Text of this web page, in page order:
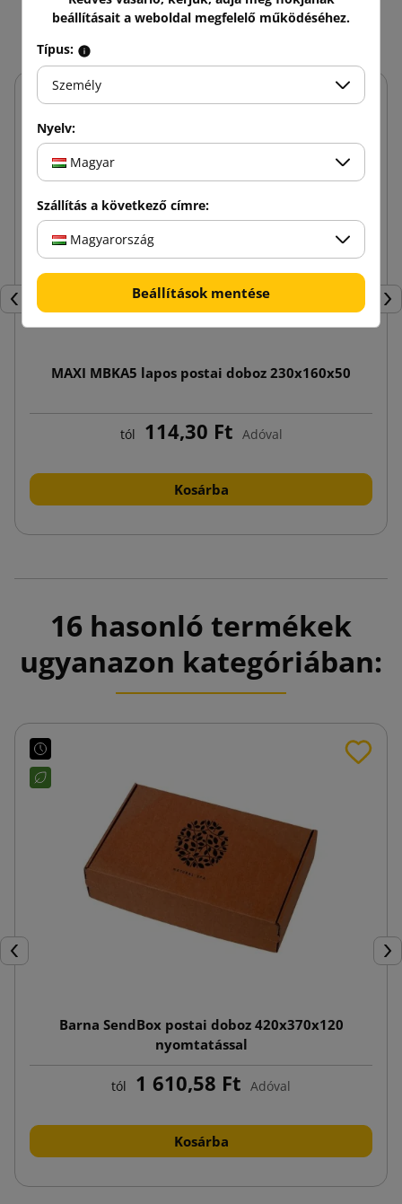
Ez még talán érdekelhet
Előző
MAXI MBKA5 lapos postai doboz 230x160x50
tól 114,30 Ft Adóval
Kosárba
16 hasonló termékek
ugyanazon kategóriában:
Előző
Barna SendBox postai doboz 420x370x120
nyomtatással
tól 1 610,58 Ft Adóval
Kosárba
beállításait a weboldal megfelelő működéséhez.
Típus:
Személy
Nyelv:
Magyar
Szállítás a következő címre:
Magyarország
Beállítások mentése